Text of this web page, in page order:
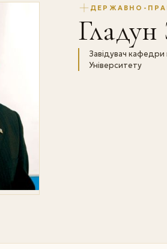
ДЕРЖАВНО-
Завідувач кафедри
Університету